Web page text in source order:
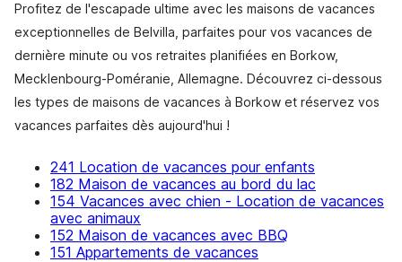
Profitez de l'escapade ultime avec les maisons de vacances
exceptionnelles de Belvilla, parfaites pour vos vacances de
dernière minute ou vos retraites planifiées en Borkow,
Mecklenbourg-Poméranie, Allemagne. Découvrez ci-dessous
les types de maisons de vacances à Borkow et réservez vos
vacances parfaites dès aujourd'hui !
241 Location de vacances pour enfants
182 Maison de vacances au bord du lac
154 Vacances avec chien - Location de vacances
avec animaux
152 Maison de vacances avec BBQ
151 Appartements de vacances